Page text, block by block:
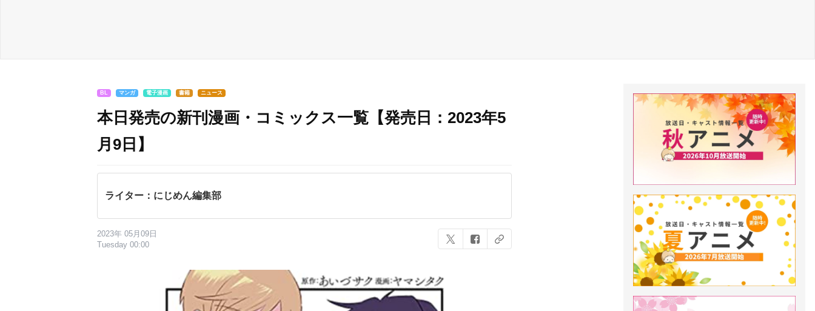
BL マンガ 電子漫画 書籍 ニュース
本日発売の新刊漫画・コミックス一覧【発売日：2023年5
月9日】
ライター：にじめん編集部
2023年 05月09日
Tuesday 00:00